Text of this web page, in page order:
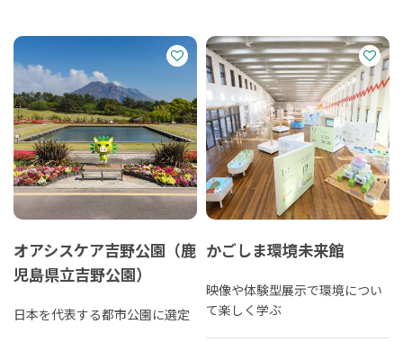
オアシスケア吉野公園（鹿
児島県立吉野公園）
日本を代表する都市公園に選定
かごしま環境未来館
映像や体験型展示で環境につい
て楽しく学ぶ